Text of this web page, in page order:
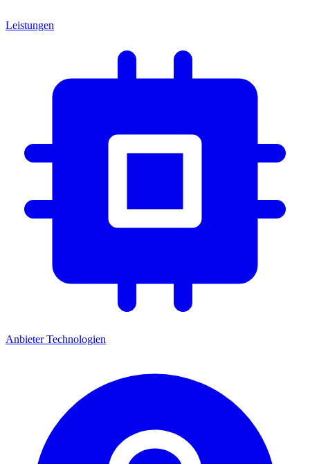
Leistungen
Anbieter Technologien